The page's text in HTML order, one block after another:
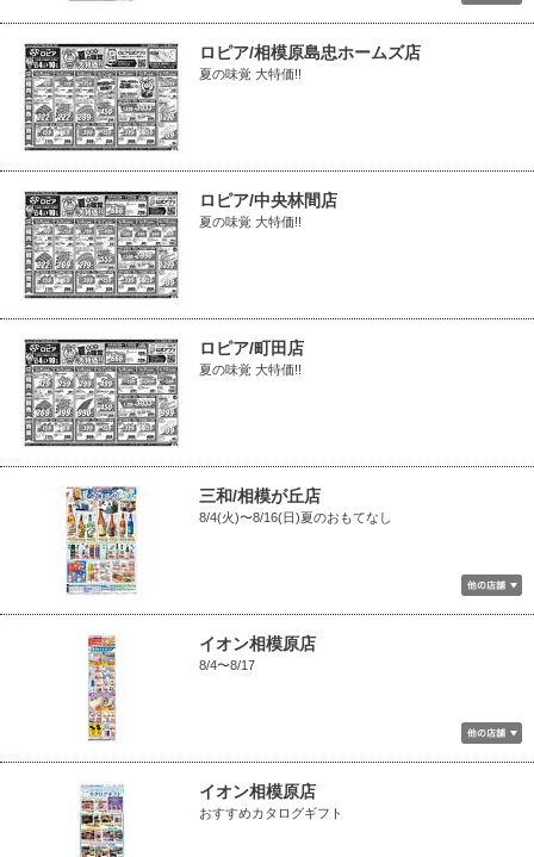
ロピア/相模原島忠ホームズ店
夏の味覚 大特価!!
ロピア/中央林間店
夏の味覚 大特価!!
ロピア/町田店
夏の味覚 大特価!!
三和/相模が丘店
8/4(火)〜8/16(日)夏のおもてなし
イオン相模原店
8/4〜8/17
イオン相模原店
おすすめカタログギフト